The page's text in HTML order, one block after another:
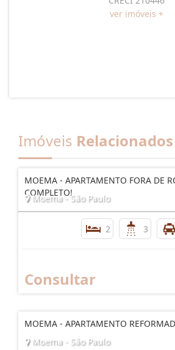
ver imóveis +
Imóveis Relacionados
MOEMA - APARTAMENTO FORA DE
COMPLETO!
Moema - São Paulo
2 3
Consultar
MOEMA - APARTAMENTO
Moema - São Paulo